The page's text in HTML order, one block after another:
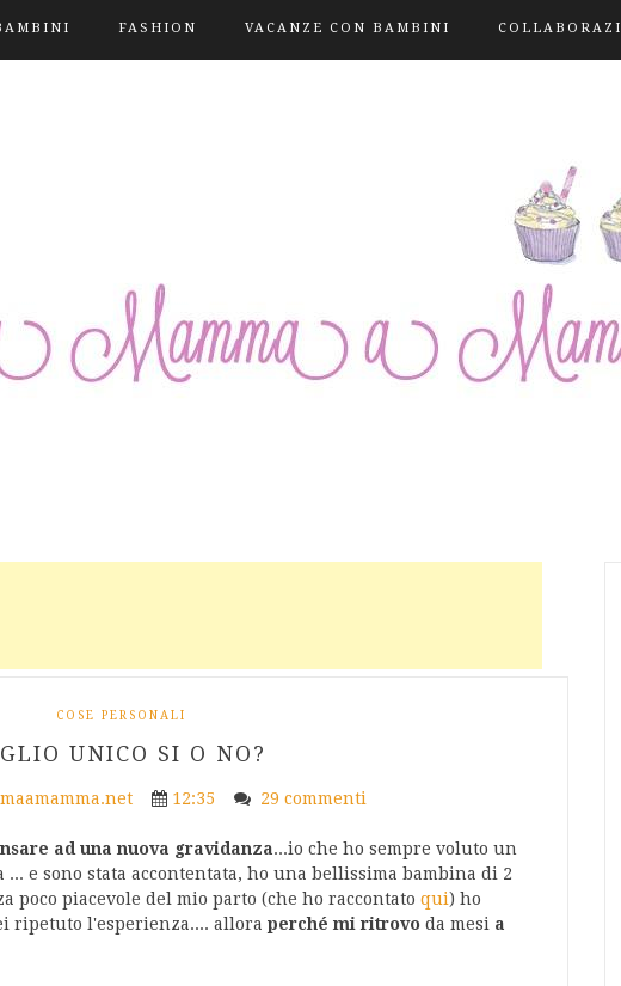
FASHION VACANZE CON BAMBINI
COSE PERSONALI
UNICO SI O NO?
12:35 29 commenti
ad una nuova gravidanza...io che ho sempre voluto un
e sono stata accontentata, ho una bellissima bambina di 2
poco piacevole del mio parto (che ho raccontato qui) ho
ripetuto l'esperienza.... allora perché mi ritrovo da mesi a